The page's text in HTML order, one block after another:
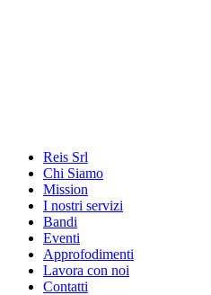
Reis Srl
Chi Siamo
Mission
I nostri servizi
Bandi
Eventi
Approfodimenti
Lavora con noi
Contatti